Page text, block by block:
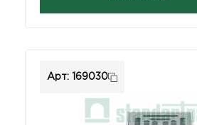
Арт: 169030